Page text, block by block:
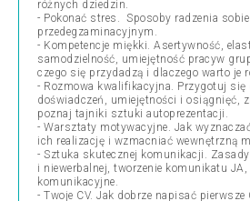
różnych dziedzin.
- Pokonać stres. Sposoby radzenia
przedegzaminacyjnym.
- Kompetencje miękki. Asertywność,
samodzielność, umiejętność pracyw
czego się przydadzą i dlaczego warto je
- Rozmowa kwalifikacyjna. Przygotuj się
doświadczeń, umiejętności i osiągnięć,
poznaj tajniki sztuki autoprezentacji.
- Warsztaty motywacyjne. Jak
ich realizację i wzmacniać wewnętrzną
- Sztuka skutecznej komunikacji.
i niewerbalnej, tworzenie komunikatu
komunikacyjne.
- Twoje CV. Jak dobrze napisać pierwsze